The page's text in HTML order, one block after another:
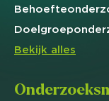
Behoefte
Doelgroep
Bekijk alles